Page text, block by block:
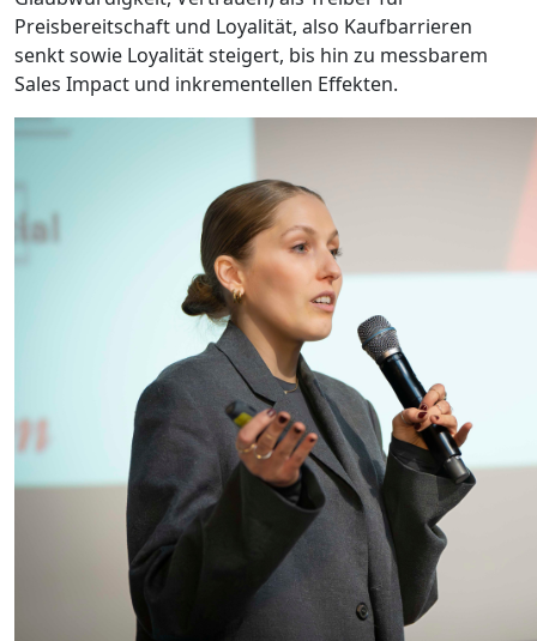
Preisbereitschaft und Loyalität, also Kaufbarrieren
senkt sowie Loyalität steigert, bis hin zu messbarem
Sales Impact und inkrementellen Effekten.